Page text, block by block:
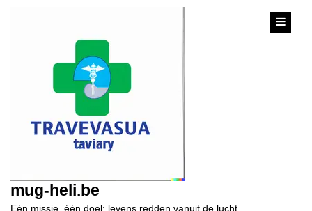
mug-heli.be
Eén missie, één doel: levens redden vanuit de lucht.